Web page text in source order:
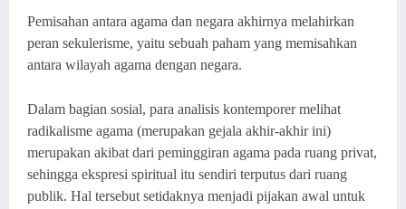
Pemisahan antara agama dan negara akhirnya melahirkan
peran sekulerisme, yaitu sebuah paham yang memisahkan
antara wilayah agama dengan negara.
Dalam bagian sosial, para analisis kontemporer melihat
radikalisme agama (merupakan gejala akhir-akhir ini)
merupakan akibat dari peminggiran agama pada ruang privat,
sehingga ekspresi spiritual itu sendiri terputus dari ruang
publik. Hal tersebut setidaknya menjadi pijakan awal untuk